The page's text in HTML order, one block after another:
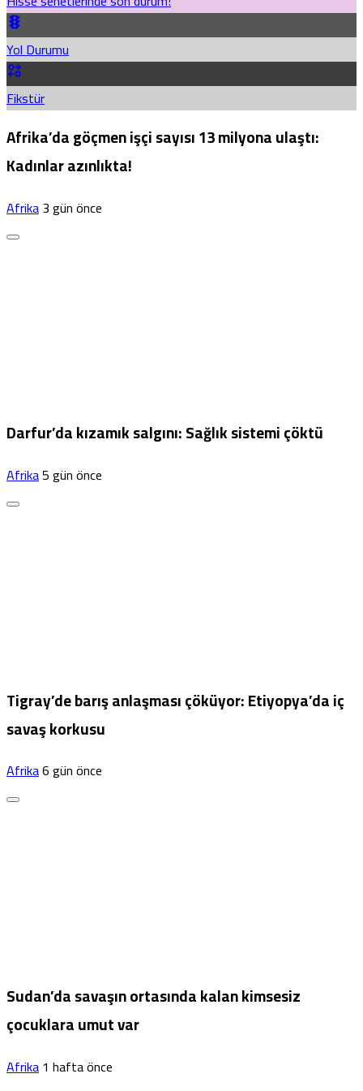
Yol Durumu
Fikstür
Afrika’da göçmen işçi sayısı 13 milyona ulaştı:
Kadınlar azınlıkta!
Afrika3 gün önce
Darfur’da kızamık salgını: Sağlık sistemi çöktü
Afrika5 gün önce
Tigray’de barış anlaşması çöküyor: Etiyopya’da iç
savaş korkusu
Afrika6 gün önce
Sudan’da savaşın ortasında kalan kimsesiz
çocuklara umut var
Afrika1 hafta önce